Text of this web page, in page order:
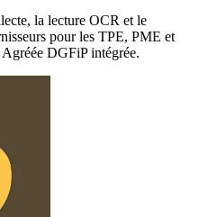
la lecture OCR et le
pour les TPE, PME et
DGFiP intégrée.